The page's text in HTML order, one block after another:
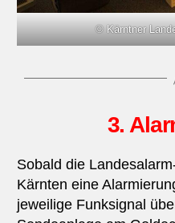
© Kärntner
3.
Sobald die
Kärnten eine
jeweilige Funksignal